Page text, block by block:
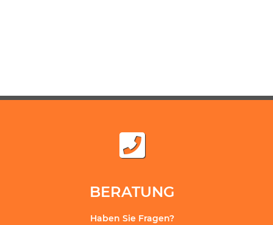
BERATUNG
Haben Sie Fragen?